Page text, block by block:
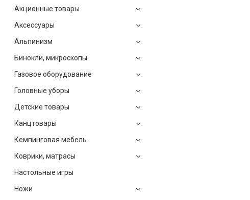
Акционные товары
Аксессуары
Альпинизм
Бинокли, микроскопы
Газовое оборудование
Головные уборы
Детские товары
Канцтовары
Кемпинговая мебель
Коврики, матрасы
Настольные игры
Ножи